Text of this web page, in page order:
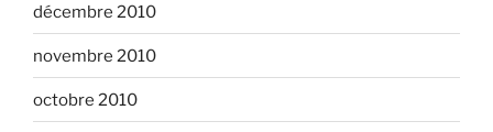
décembre 2010
novembre 2010
octobre 2010